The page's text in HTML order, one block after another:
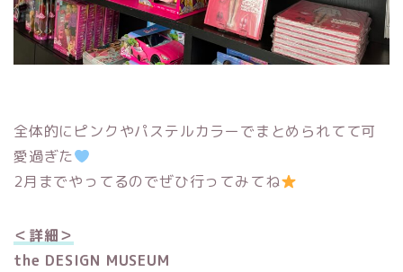
全体的にピンクやパステルカラーでまとめられてて可
愛過ぎた
2月までやってるのでぜひ行ってみてね
＜詳細＞
the DESIGN MUSEUM